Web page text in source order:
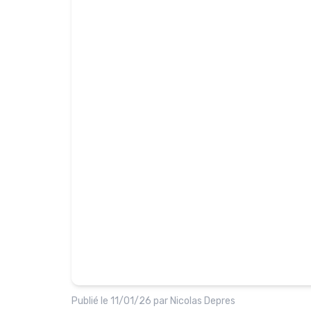
Publié le 11/01/26 par Nicolas Depres